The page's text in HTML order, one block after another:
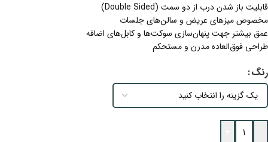
قابلیت باز شدن درب از دو سمت (Double Sided)
مخصوص میزهای عریض و سالن‌های جلسات
عمق بیشتر جهت پنهان‌سازی سوکت‌ها و کابل‌های اضافه
طراحی فوق‌العاده مدرن و مستحکم
رنگ